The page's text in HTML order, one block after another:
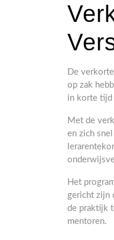
De
op zak
in korte tijd
Met de
en zich
Het
gericht zijn
de praktijk
mentoren.